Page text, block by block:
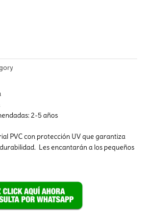
2-5 años
PVC con protección UV que garantiza
Les encantarán a los pequeños